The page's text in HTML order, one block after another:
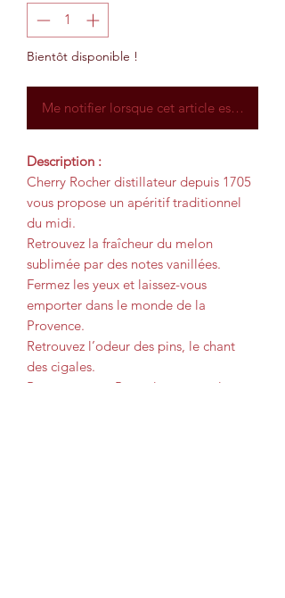
Bientôt disponible !
Me notifier lorsque cet article est
Description :
Cherry Rocher distillateur depuis 1705
vous propose un apéritif traditionnel
du midi.
Retrouvez la fraîcheur du melon
sublimée par des notes vanillées.
Fermez les yeux et laissez-vous
emporter dans le monde de la
Provence.
Retrouvez l’odeur des pins, le chant
des cigales.
Racontez-vous Pagnol et prenez le